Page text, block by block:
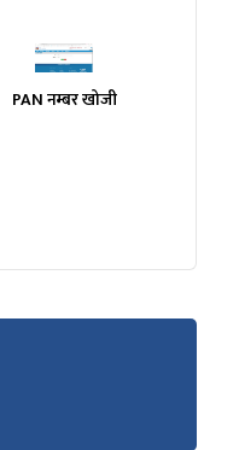
PAN नम्बर खोजी